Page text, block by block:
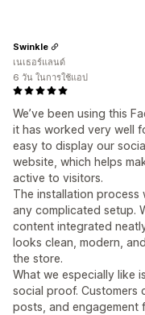
We’ve been using this
it has worked very well
easy to display our
website, which helps
active to visitors.
The installation process
any complicated setup.
content integrated
looks clean, modern,
the store.
What we especially like
social proof. Customers
posts, and engagement
Swinkle
เนเธอร์แลนด์
6 วัน ในการใช้แอป